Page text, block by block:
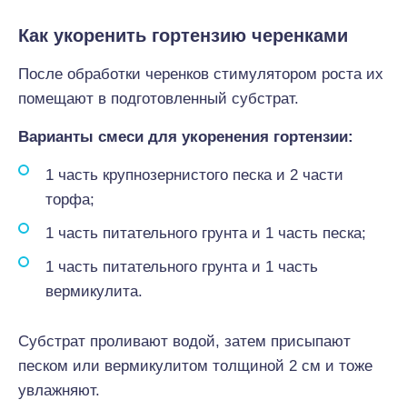
Как укоренить гортензию черенками
После обработки черенков стимулятором роста их
помещают в подготовленный субстрат.
Варианты смеси для укоренения гортензии:
1 часть крупнозернистого песка и 2 части
торфа;
1 часть питательного грунта и 1 часть песка;
1 часть питательного грунта и 1 часть
вермикулита.
Субстрат проливают водой, затем присыпают
песком или вермикулитом толщиной 2 см и тоже
увлажняют.